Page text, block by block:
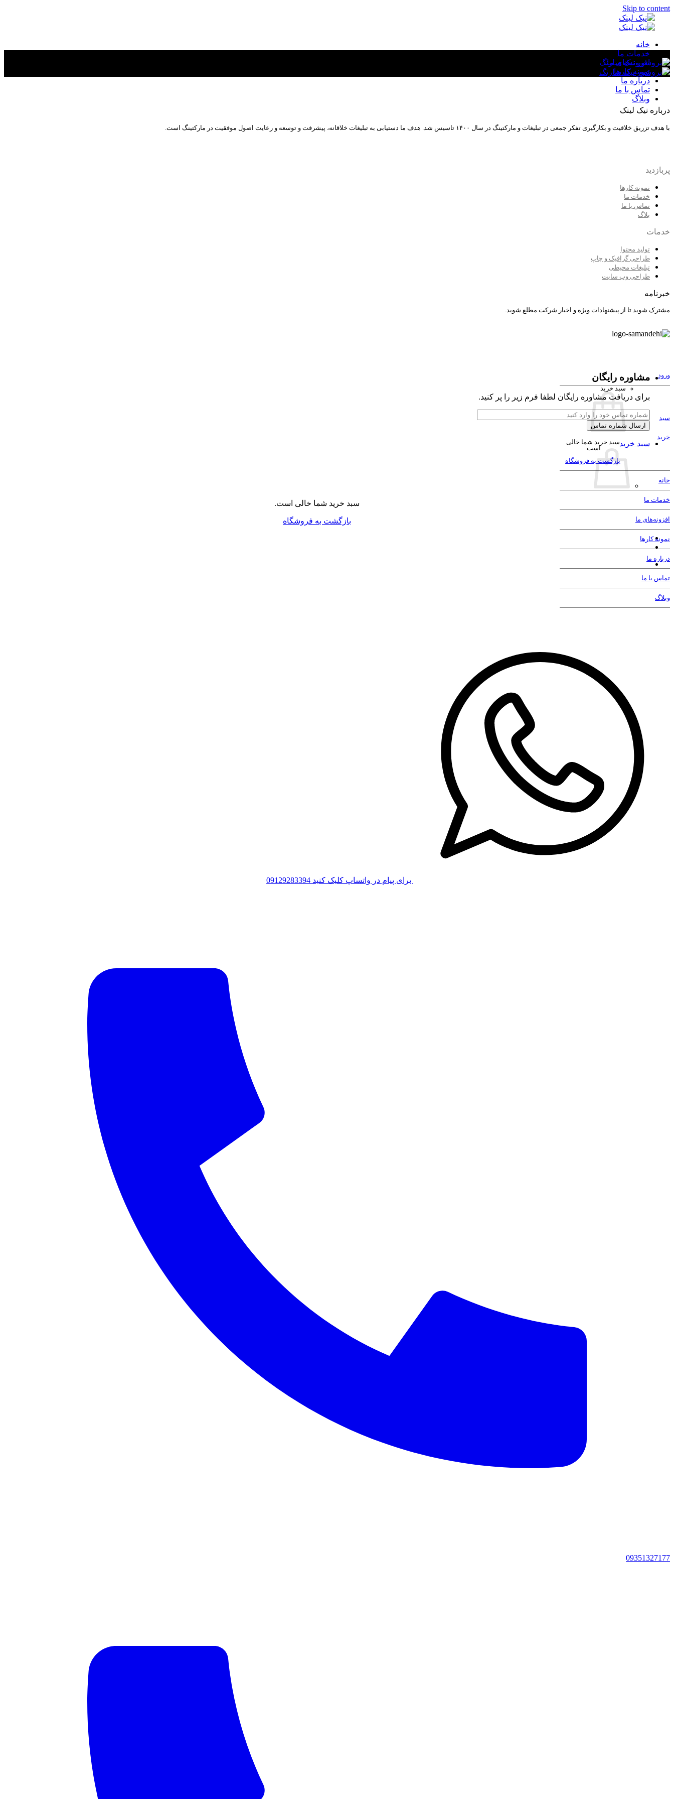
Skip to content
خانه
خدمات ما
بازاریابی شبکه‌های اجتماعی
طراحی وب سایت شرکتی
طراحی وب سایت فروشگاهی
مشاهده صفحه خدمات طراحی سایت
افزونه فرم ساز نمایشگاهی
مشاهده فروشگاه خدمات طراحی سایت
بازاریابی موتورهای جستجو
سئو (SEO)
بازاریابی شبکه‌های اجتماعی
طراحی لوگو
طراحی کاراکتر
طراحی استند
طراحی کاتالوگ
طراحی و ساخت غرفه های نمایشگاهی
مشاهده صفحه خدمات طراحی سایت
تولید محتوا
افزونه‌های ما
نمونه کارها
درباره ما
تماس با ما
وبلاگ
مشاوره رایگان
برای دریافت مشاوره رایگان لطفا فرم زیر را پر کنید.
سبد خرید
سبد خرید شما خالی است.
بازگشت به فروشگاه
درباره نیک لینک
با هدف تزریق خلاقیت و بکارگیری تفکر جمعی در تبلیغات و مارکتینگ در سال ۱۴۰۰ تاسیس شد. هدف ما دستیابی به تبلیغات خلاقانه، پیشرفت و توسعه و رعایت اصول موفقیت در مارکتینگ است.
پربازدید
نمونه کارها
خدمات ما
تماس با ما
بلاگ
خدمات
تولید محتوا
طراحی گرافیک و چاپ
تبلیغات محیطی
طراحی وب سایت
خبرنامه
مشترک شوید تا از پیشنهادات ویژه و اخبار شرکت مطلع شوید.
ورود
سبد
خرید
سبد خرید
سبد خرید شما خالی
است.
بازگشت به فروشگاه
خانه
خدمات ما
افزونه‌های ما
نمونه کارها
درباره ما
تماس با ما
وبلاگ
برای پیام در واتساپ کلیک کنید 09129283394
09351327177